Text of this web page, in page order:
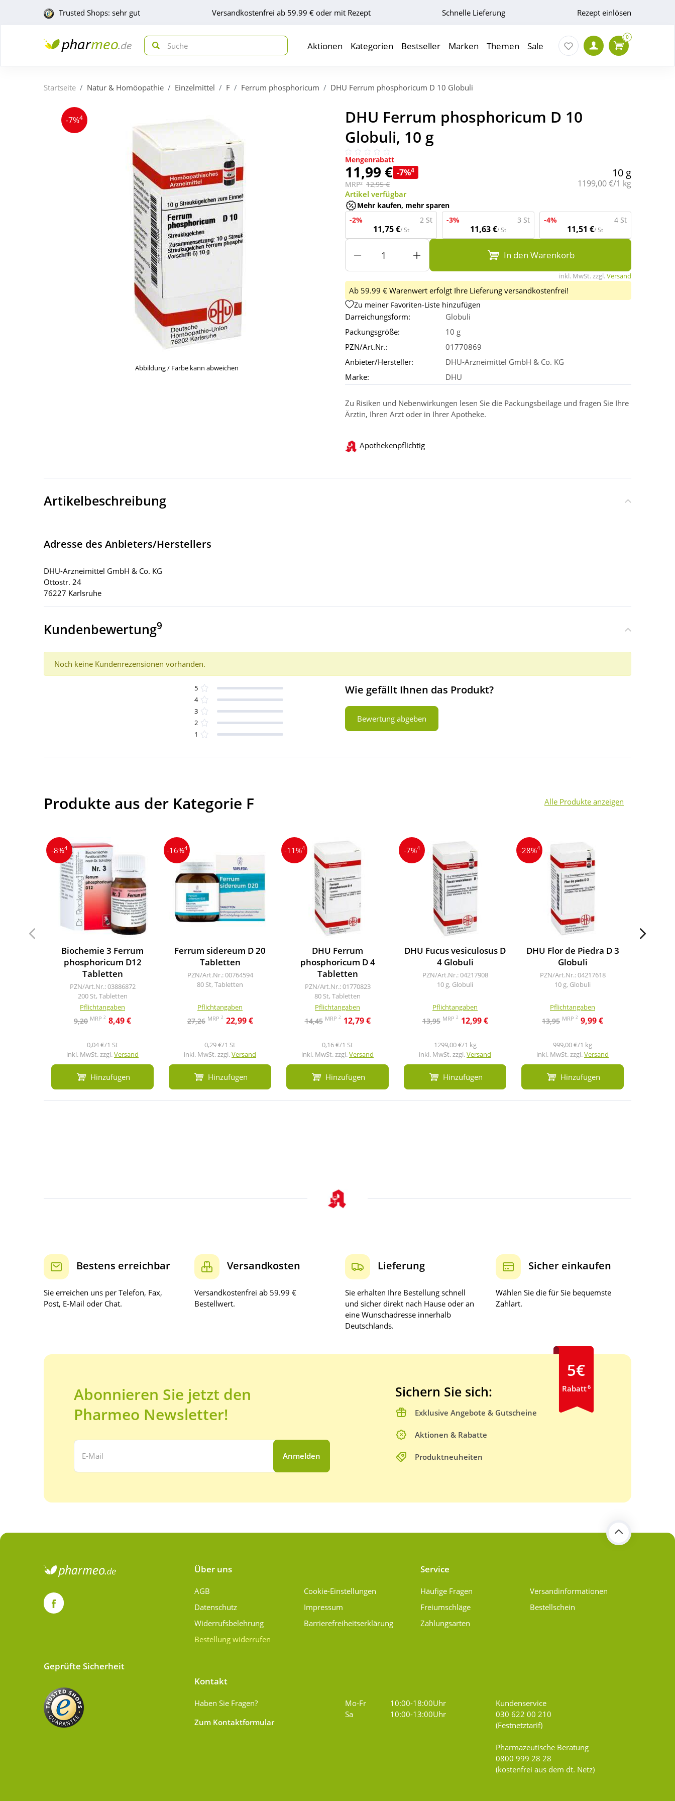
Trusted Shops: sehr gut Versandkostenfrei ab 59.99 € oder mit Rezept Schnelle Lieferung Rezept einlösen
Aktionen Kategorien Bestseller Marken Themen Sale
0
Startseite Natur & Homöopathie Einzelmittel F Ferrum phosphoricum DHU Ferrum phosphoricum D 10 Globuli
-7%4
Abbildung / Farbe kann abweichen
DHU Ferrum phosphoricum D 10
Globuli, 10 g
Mengenrabatt
11,99 € -7%4
MRP² 12,95 €
10 g
Grundpreis:
1199,00 €/1 kg
Artikel verfügbar
Mehr kaufen, mehr sparen
-2%
2 St
11,75 €/ St
-3% 3 St
11,63 €/ St
-4% 4 St
11,51 €/ St
In den Warenkorb
inkl. MwSt. zzgl.Versand
Ab 59.99 € Warenwert erfolgt Ihre Lieferung versandkostenfrei!
Zu meiner Favoriten-Liste hinzufügen
Darreichungsform:
Globuli
Packungsgröße:
10 g
PZN/Art.Nr.:
01770869
Anbieter/Hersteller:
DHU-Arzneimittel GmbH & Co. KG
Marke:
DHU
Zu Risiken und Nebenwirkungen lesen Sie die Packungsbeilage und fragen Sie Ihre
Ärztin, Ihren Arzt oder in Ihrer Apotheke.
Apothekenpflichtig
Artikelbeschreibung
Adresse des Anbieters/Herstellers
DHU-Arzneimittel GmbH & Co. KG
Ottostr. 24
76227 Karlsruhe
Kundenbewertung9
Noch keine Kundenrezensionen vorhanden.
5
4
3
2
1
Wie gefällt Ihnen das Produkt?
Bewertung abgeben
Produkte aus der Kategorie F Alle Produkte anzeigen
-8%4
Biochemie 3 Ferrum
phosphoricum D12
Tabletten
PZN/Art.Nr.: 03886872
200 St, Tabletten
Pflichtangaben
9,20 MRP 2 8,49 €
0,04 €/1 St
inkl. MwSt. zzgl.Versand
Hinzufügen
-16%4
Ferrum sidereum D 20
Tabletten
PZN/Art.Nr.: 00764594
80 St, Tabletten
Pflichtangaben
27,26 MRP 2 22,99 €
0,29 €/1 St
inkl. MwSt. zzgl.Versand
Hinzufügen
-11%4
DHU Ferrum
phosphoricum D 4
Tabletten
PZN/Art.Nr.: 01770823
80 St, Tabletten
Pflichtangaben
14,45 MRP 2 12,79 €
0,16 €/1 St
inkl. MwSt. zzgl.Versand
Hinzufügen
-7%4
DHU Fucus vesiculosus D
4 Globuli
PZN/Art.Nr.: 04217908
10 g, Globuli
Pflichtangaben
13,95 MRP 2 12,99 €
1299,00 €/1 kg
inkl. MwSt. zzgl.Versand
Hinzufügen
-28%4
DHU Flor de Piedra D 3
Globuli
PZN/Art.Nr.: 04217618
10 g, Globuli
Pflichtangaben
13,95 MRP 2 9,99 €
999,00 €/1 kg
inkl. MwSt. zzgl.Versand
Hinzufügen
Bestens erreichbar
Sie erreichen uns per Telefon, Fax,
Post, E-Mail oder Chat.
Versandkosten
Versandkostenfrei ab 59.99 €
Bestellwert.
Lieferung
Sie erhalten Ihre Bestellung schnell
und sicher direkt nach Hause oder an
eine Wunschadresse innerhalb
Deutschlands.
Sicher einkaufen
Wählen Sie die für Sie bequemste
Zahlart.
Abonnieren Sie jetzt den
Pharmeo Newsletter!
Ihre E-Mail Adresse:
Anmelden
Sichern Sie sich:
Exklusive Angebote & Gutscheine
Aktionen & Rabatte
Produktneuheiten
5€
Rabatt6
Über uns
AGB
Datenschutz
Widerrufsbelehrung
Bestellung widerrufen
Cookie-Einstellungen
Impressum
Barrierefreiheitserklärung
Service
Häufige Fragen
Freiumschläge
Zahlungsarten
Versand­informationen
Bestellschein
Kontakt
Haben Sie Fragen?
Zum Kontaktformular
Mo-Fr
10:00-18:00Uhr
Sa
10:00-13:00Uhr
Kundenservice
030 622 00 210
(Festnetztarif)
Pharmazeutische Beratung
0800 999 28 28
(kostenfrei aus dem dt. Netz)
Geprüfte Sicherheit